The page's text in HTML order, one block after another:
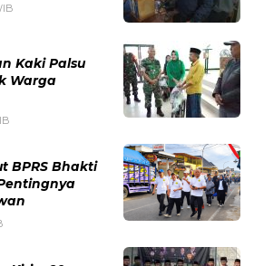
Kaki Palsu
Warga
BPRS Bhakti